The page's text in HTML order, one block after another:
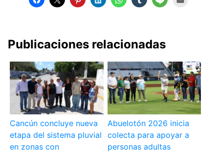
Publicaciones relacionadas
Cancún concluye nueva
etapa del sistema pluvial
en zonas con
Abuelotón 2026 inicia
colecta para apoyar a
personas adultas